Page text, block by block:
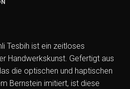
Tesbih ist ein zeitloses
Handwerkskunst. Gefertigt aus
die optischen und haptischen
Bernstein imitiert, ist diese